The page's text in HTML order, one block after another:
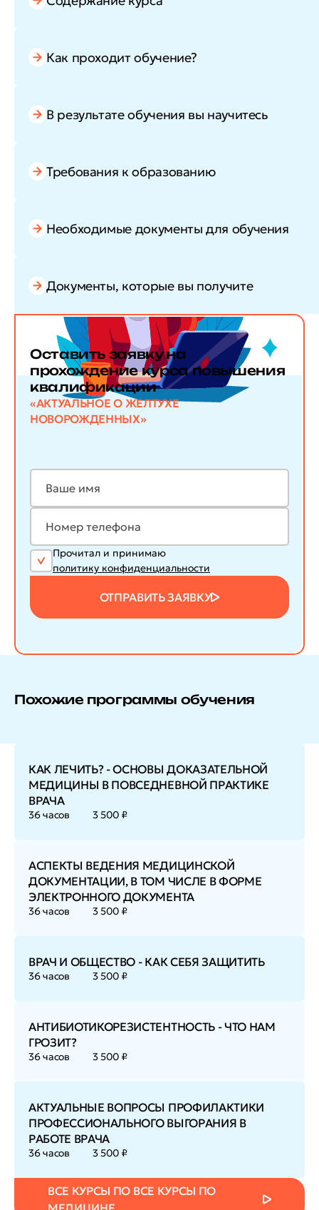
Как проходит обучение?
В результате обучения вы научитесь
Требования к образованию
Необходимые документы для обучения
Документы, которые вы получите
Оставить заявкуна
прохождение курса повышения
квалификации
«АКТУАЛЬНОЕ О ЖЕЛТУХЕ
НОВОРОЖДЕННЫХ»
Прочитал и принимаю
политику конфиденциальности
ОТПРАВИТЬ ЗАЯВКУ
Похожие программы обучения
КАК ЛЕЧИТЬ? - ОСНОВЫ ДОКАЗАТЕЛЬНОЙ
МЕДИЦИНЫ В ПОВСЕДНЕВНОЙ ПРАКТИКЕ
ВРАЧА
36 часов 3 500 ₽
АСПЕКТЫ ВЕДЕНИЯ МЕДИЦИНСКОЙ
ДОКУМЕНТАЦИИ, В ТОМ ЧИСЛЕ В ФОРМЕ
ЭЛЕКТРОННОГО ДОКУМЕНТА
36 часов 3 500 ₽
ВРАЧ И ОБЩЕСТВО - КАК СЕБЯ ЗАЩИТИТЬ
36 часов 3 500 ₽
АНТИБИОТИКОРЕЗИСТЕНТНОСТЬ - ЧТО НАМ
ГРОЗИТ?
36 часов 3 500 ₽
АКТУАЛЬНЫЕ ВОПРОСЫ ПРОФИЛАКТИКИ
ПРОФЕССИОНАЛЬНОГО ВЫГОРАНИЯ В
РАБОТЕ ВРАЧА
36 часов 3 500 ₽
ВСЕ КУРСЫ ПО ВСЕ КУРСЫ ПО